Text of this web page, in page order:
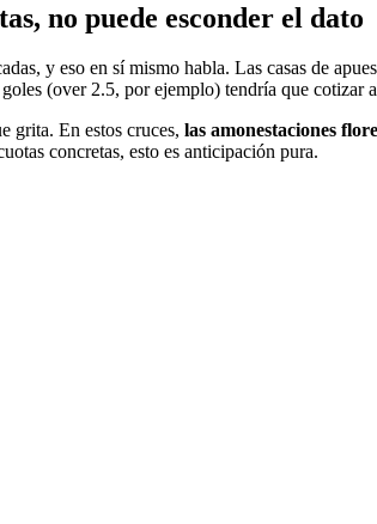
no puede esconder el dato
y eso en sí mismo habla. Las casas de
(over 2.5, por ejemplo) tendría que cotizar
grita. En estos cruces, las amonestaciones
concretas, esto es anticipación pura.